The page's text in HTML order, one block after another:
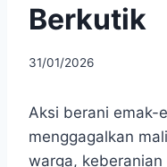
Berkutik
By
31/01/2026
Aksi berani emak-
menggagalkan
warga,